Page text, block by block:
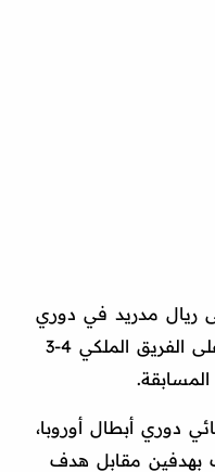
ريال مدريد في دوري
أبطال أوروبا، وحقق فوزًا مثيرًا على الفريق الملكي 4-3
دوري أبطال أوروبا،
بهدفين مقابل هدف